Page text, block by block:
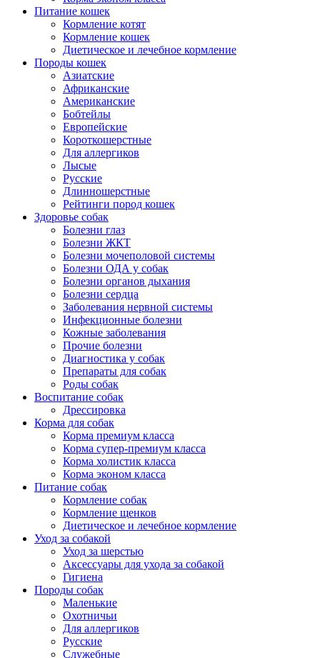
Питание кошек
Кормление котят
Кормление кошек
Диетическое и лечебное кормление
Породы кошек
Азиатские
Африканские
Американские
Бобтейлы
Европейские
Короткошерстные
Для аллергиков
Лысые
Русские
Длинношерстные
Рейтинги пород кошек
Здоровье собак
Болезни глаз
Болезни ЖКТ
Болезни мочеполовой системы
Болезни ОДА у собак
Болезни органов дыхания
Болезни сердца
Заболевания нервной системы
Инфекционные болезни
Кожные заболевания
Прочие болезни
Диагностика у собак
Препараты для собак
Роды собак
Воспитание собак
Дрессировка
Корма для собак
Корма премиум класса
Корма супер-премиум класса
Корма холистик класса
Корма эконом класса
Питание собак
Кормление собак
Кормление щенков
Диетическое и лечебное кормление
Уход за собакой
Уход за шерстью
Аксессуары для ухода за собакой
Гигиена
Породы собак
Маленькие
Охотничьи
Для аллергиков
Русские
Служебные